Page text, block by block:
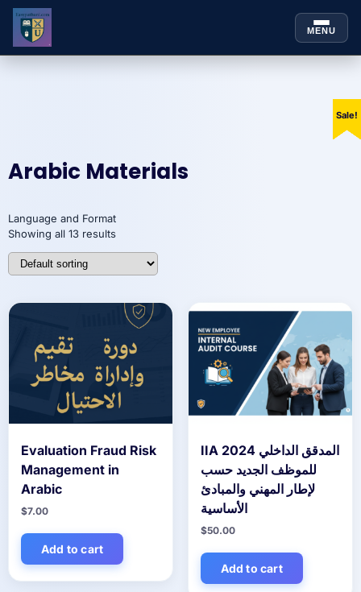
MENU
Skip to
Arabic Materials
Language and Format
Showing all 13 results
Evaluation Fraud Risk
Management in
Arabic
$7.00
Add to cart
IIA 2024 المدقق الداخلي
للموظف الجديد حسب
لإطار المهني والمبادئ
الأساسية
$50.00
Add to cart
Sale!
Sale!
Sale!
Sale!
Sale!
Sale!
Sale!
Sale!